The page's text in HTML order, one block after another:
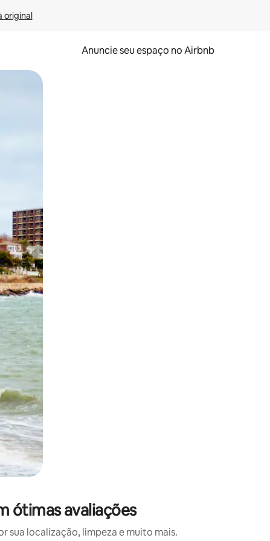
original
Anuncie seu espaço no Airbnb
o dedo na tela.
ótimas avaliações
sua localização, limpeza e muito mais.